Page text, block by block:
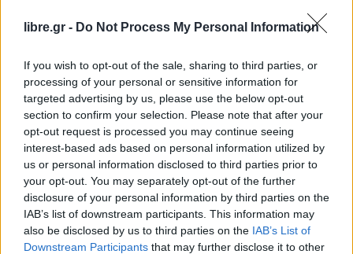
libre.gr - Do Not Process My Personal Information
If you wish to opt-out of the sale, sharing to third parties, or
processing of your personal or sensitive information for
targeted advertising by us, please use the below opt-out
section to confirm your selection. Please note that after your
opt-out request is processed you may continue seeing
interest-based ads based on personal information utilized by
us or personal information disclosed to third parties prior to
your opt-out. You may separately opt-out of the further
disclosure of your personal information by third parties on the
IAB’s list of downstream participants. This information may
also be disclosed by us to third parties on the IAB’s List of
Downstream Participants that may further disclose it to other
Αυτό σημαίνει ότι το 50% του συνολικού φορτίου
της επιδημίας βρίσκεται στην Ευρώπη, όπου
την ζωή τους, πρόσθεσε.
«Τα σύννεφα της καταιγίδας αυτής της πανδημίας
θα συνεχίσουν να βαραίνουν επάνω από την
περιοχή…Την ώρα που ορισμένες χώρες
εισέρχονται σε μία περίοδο κατά την οποία
μπορεί να είναι σε θέση να χαλαρώσουν σταδιακά
τα περιοριστικά μέτρα, δεν υπάρχει fast track
επανόδου στην κανονικότητα».